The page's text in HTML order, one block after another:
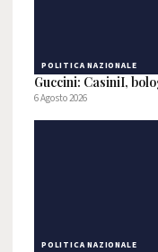
POLITICA NAZIONALE
Guccini: CasiniI,
6 Agosto 2026
POLITICA NAZIONALE